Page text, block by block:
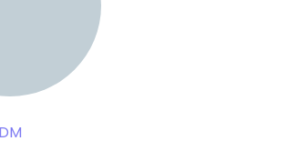
DM